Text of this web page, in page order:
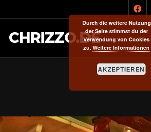
CHRIZZO.DE
Durch die weitere Nutzung
der Seite stimmst du der
Verwendung von Cookies
zu. Weitere Informationen
AKZEPTIEREN